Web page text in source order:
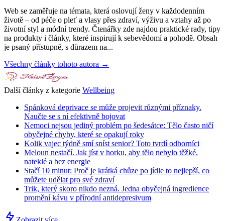
Web se zaměřuje na témata, která oslovují ženy v každodenním
životě – od péče o pleť a vlasy přes zdraví, výživu a vztahy až po
životní styl a módní trendy. Čtenářky zde najdou praktické rady, tipy
na produkty i články, které inspirují k sebevědomí a pohodě. Obsah
je psaný přístupně, s důrazem na...
Všechny články tohoto autora →
Další články z kategorie Wellbeing
Spánková deprivace se může projevit různými příznaky.
Naučte se s ní efektivně bojovat
Nemoci nejsou jediný problém po šedesátce: Tělo často ničí
obyčejné chyby, které se opakují roky
Kolik vajec týdně smí sníst senior? Toto tvrdí odborníci
Meloun nestačí. Jak jíst v horku, aby tělo nebylo těžké,
nateklé a bez energie
Stačí 10 minut: Proč je krátká chůze po jídle to nejlepší, co
můžete udělat pro své zdraví
Trik, který skoro nikdo nezná. Jedna obyčejná ingredience
promění kávu v přírodní antidepresivum